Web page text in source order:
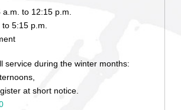
to 12:15 p.m.
5:15 p.m.
service during the winter months:
at short notice.